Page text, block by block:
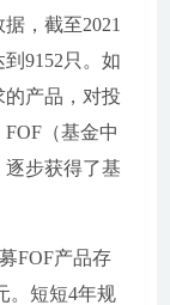
，截至2021
9152只。如
产品，对投
（基金中
步获得了基
FOF产品存
。短短4年规